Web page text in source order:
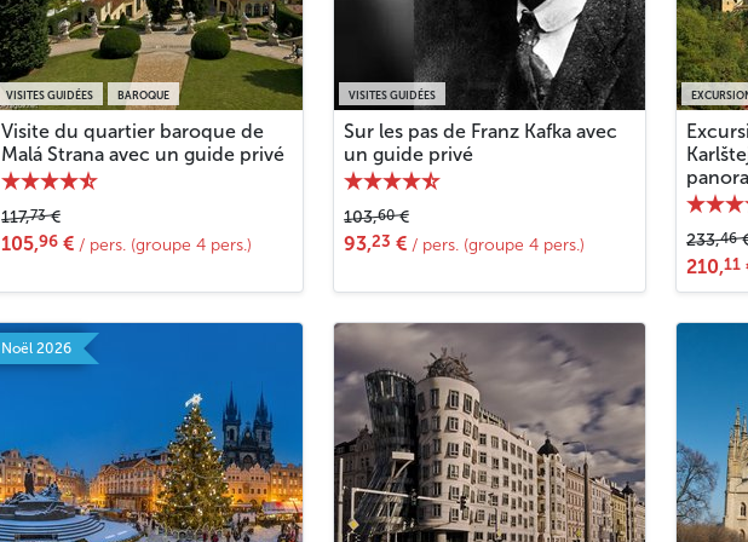
VISITES GUIDÉES BAROQUE
Visite du quartier baroque de
Malá Strana avec un guide privé
117,73€
105,96 € / pers. (groupe 4 pers.)
VISITES GUIDÉES
Sur les pas de Franz Kafka avec
un guide privé
103,60€
93,23 € / pers. (groupe 4 pers.) 233,46
210,11
Noël 2026